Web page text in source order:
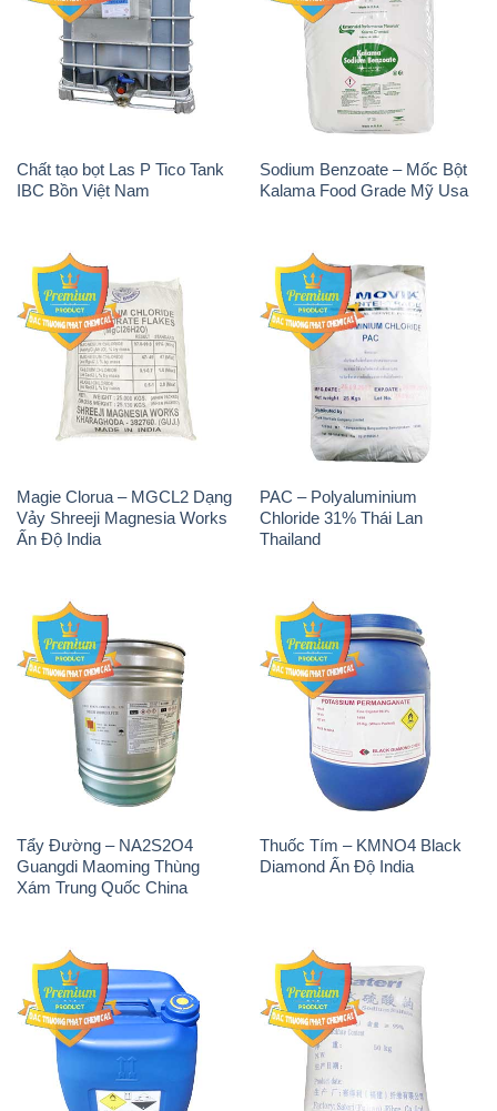
Chất tạo bọt Las P Tico Tank
IBC Bồn Việt Nam
Sodium Benzoate – Mốc Bột
Kalama Food Grade Mỹ Usa
Magie Clorua – MGCL2 Dạng
Vảy Shreeji Magnesia Works
Ấn Độ India
PAC – Polyaluminium
Chloride 31% Thái Lan
Thailand
Tẩy Đường – NA2S2O4
Guangdi Maoming Thùng
Xám Trung Quốc China
Thuốc Tím – KMNO4 Black
Diamond Ấn Độ India
H2O2 – Hydrogen Peroxide
50% Taekwang Hàn Quốc
Sodium Sulphate – Muối
Sunfat Na2SO4 Sateri Trung
Quốc China